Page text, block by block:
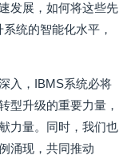
发展，如何将这些先
统的智能化水平，
入，IBMS系统必将
型升级的重要力量，
力量。同时，我们也
涌现，共同推动